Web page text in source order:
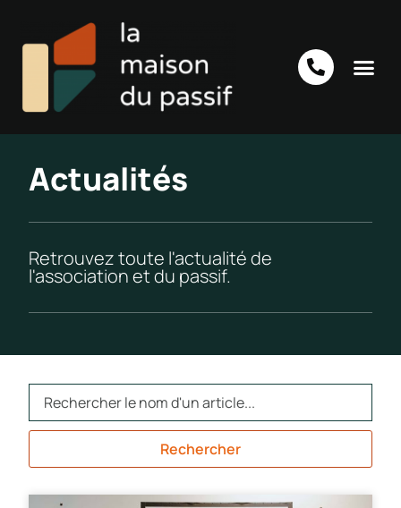
Actualités
Retrouvez toute l'actualité de
l'association et du passif.
Rechercher